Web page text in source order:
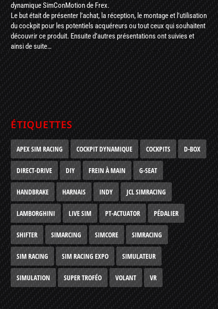
dynamique SimConMotion de Frex.
Le but était de présenter l’achat, la réception, le montage et l’utilisation
du cockpit pour les potentiels acquéreurs ou tout ceux qui souhaitent
découvrir ce produit. Ensuite d’autres présentations ont suivies et
ainsi de suite…
ÉTIQUETTES
APEX SIM RACING COCKPIT DYNAMIQUE COCKPITS D-BOX
DIRECT-DRIVE DIY FREIN À MAIN G-SEAT
HANDBRAKE HARNAIS INDY JCL SIMRACING
LAMBORGHINI LIVE SIM PT-ACTUATOR PÉDALIER
SHIFTER SIMARCING SIMCORE SIMRACING
SIM RACING SIM RACING EXPO SIMULATEUR
SIMULATION SUPER TROFÉO VOLANT VR